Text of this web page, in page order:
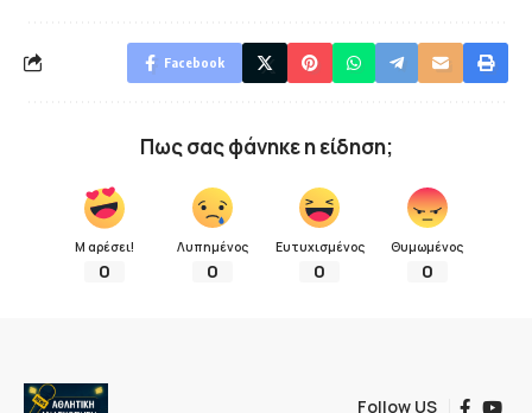
Facebook
Πως σας φάνηκε η είδηση;
Μ αρέσει!
0
Λυπημένος
0
Ευτυχισμένος
0
Θυμωμένος
0
Follow US